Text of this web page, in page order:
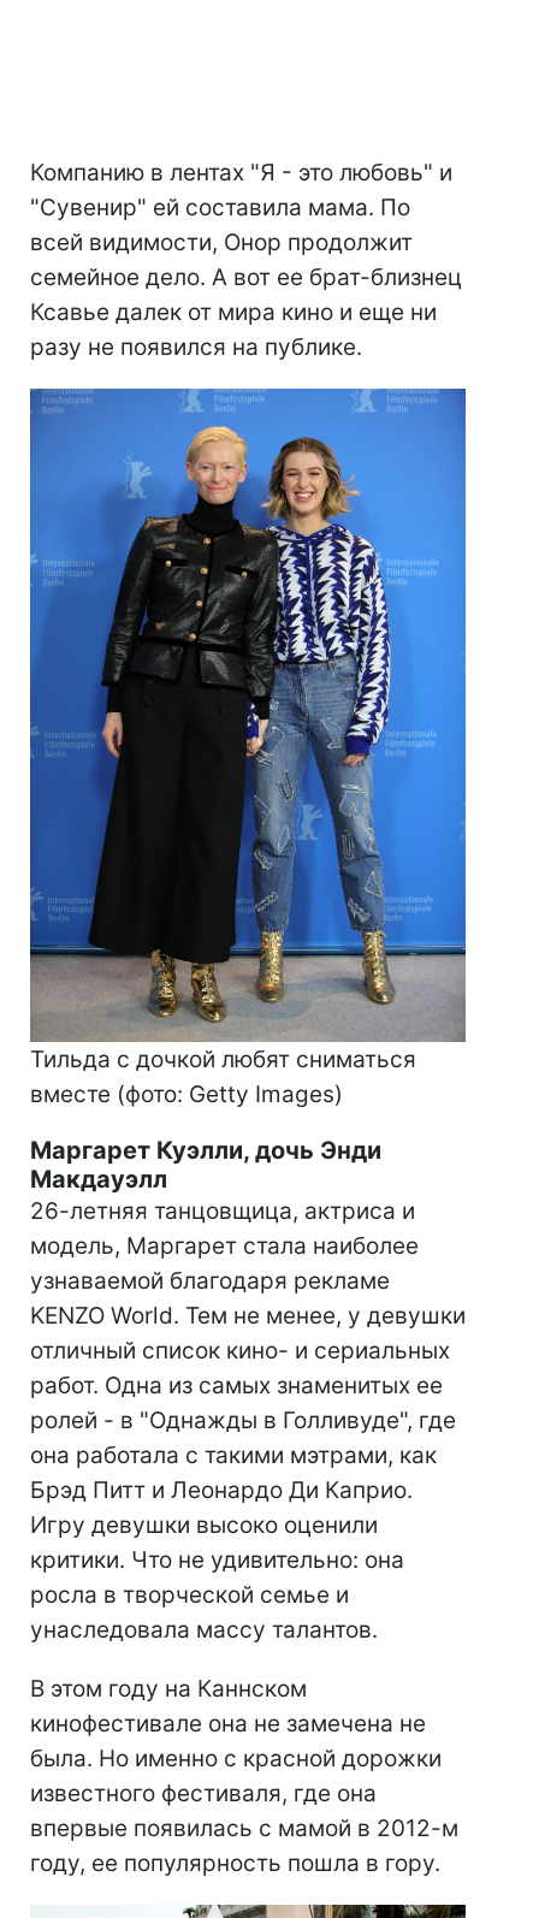
Компанию в лентах "Я - это любовь" и
"Сувенир" ей составила мама. По
всей видимости, Онор продолжит
семейное дело. А вот ее брат-близнец
Ксавье далек от мира кино и еще ни
разу не появился на публике.
Тильда с дочкой любят сниматься
вместе (фото: Getty Images)
Маргарет Куэлли, дочь Энди
Макдауэлл
26-летняя танцовщица, актриса и
модель, Маргарет стала наиболее
узнаваемой благодаря рекламе
KENZO World. Тем не менее, у девушки
отличный список кино- и сериальных
работ. Одна из самых знаменитых ее
ролей - в "Однажды в Голливуде", где
она работала с такими мэтрами, как
Брэд Питт и Леонардо Ди Каприо.
Игру девушки высоко оценили
критики. Что не удивительно: она
росла в творческой семье и
унаследовала массу талантов.
В этом году на Каннском
кинофестивале она не замечена не
была. Но именно с красной дорожки
известного фестиваля, где она
впервые появилась с мамой в 2012-м
году, ее популярность пошла в гору.